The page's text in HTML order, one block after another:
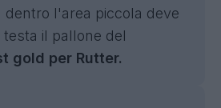
dentro l'area piccola deve
il pallone del
gold per Rutter.